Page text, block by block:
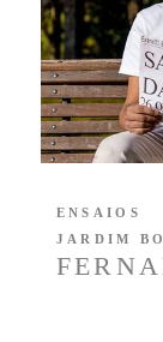
ENSAIOS
JARDIM